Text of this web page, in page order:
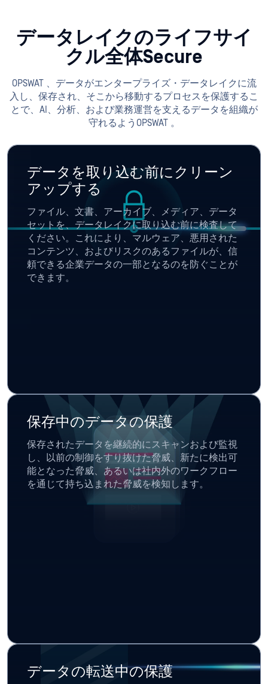
データレイクのライフサイ
クル全体Secure
OPSWAT 、データがエンタープライズ・データレイクに流
入し、保存され、そこから移動するプロセスを保護するこ
とで、AI、分析、および業務運営を支えるデータを組織が
守れるようOPSWAT 。
データを取り込む前にクリーン
アップする
ファイル、文書、アーカイブ、メディア、データ
セットを、データレイクに取り込む前に検査して
ください。これにより、マルウェア、悪用された
コンテンツ、およびリスクのあるファイルが、信
頼できる企業データの一部となるのを防ぐことが
できます。
保存中のデータの保護
保存されたデータを継続的にスキャンおよび監視
し、以前の制御をすり抜けた脅威、新たに検出可
能となった脅威、あるいは社内外のワークフロー
を通じて持ち込まれた脅威を検知します。
データの転送中の保護